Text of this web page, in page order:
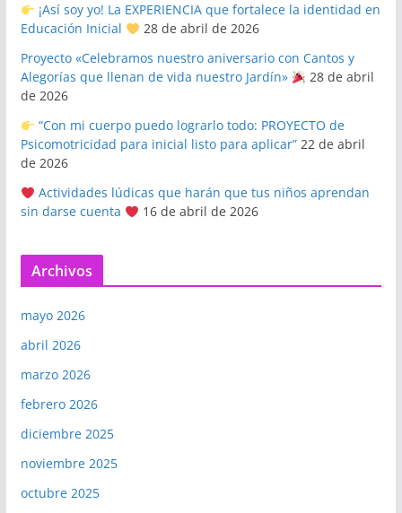
¡Así soy yo! La EXPERIENCIA que fortalece la identidad en
Educación Inicial
28 de abril de 2026
Proyecto «Celebramos nuestro aniversario con Cantos y
Alegorías que llenan de vida nuestro Jardín»
28 de abril
de 2026
“Con mi cuerpo puedo lograrlo todo: PROYECTO de
Psicomotricidad para inicial listo para aplicar” 22 de abril
de 2026
Actividades lúdicas que harán que tus niños aprendan
sin darse cuenta
16 de abril de 2026
Archivos
mayo 2026
abril 2026
marzo 2026
febrero 2026
diciembre 2025
noviembre 2025
octubre 2025